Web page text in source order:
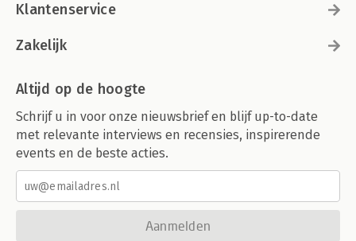
Klantenservice
Zakelijk
Altijd op de hoogte
Schrijf u in voor onze nieuwsbrief en blijf up-to-date
met relevante interviews en recensies, inspirerende
events en de beste acties.
Aanmelden